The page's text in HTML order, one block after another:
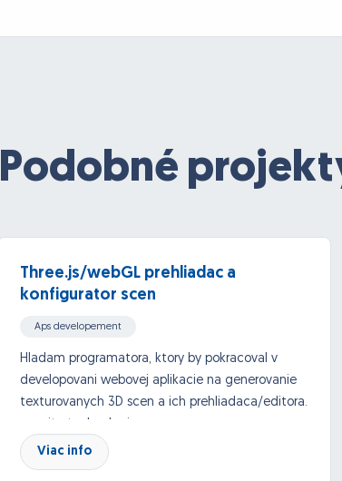
Podobné
Three.js/webGL prehliadac a
konfigurator scen
Aps developement
Hladam programatora, ktory by pokracoval v
developovani webovej aplikacie na generovanie
texturovanych 3D scen a ich prehliadaca/editora.
TypeScript/JavaScript
Viac info